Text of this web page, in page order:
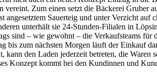
vereint. Zum einen setzt die Bäckerei Gruber
angesetztem Sauerteig und unter Verzicht auf
unterhält sie 24-Stunden-Filialen in
sind – wie gewohnt – die Verkaufsteams für
bis zum nächsten Morgen läuft der Einkauf
kann den Laden jederzeit betreten, die Waren
Konzept kommt bei den Kundinnen und